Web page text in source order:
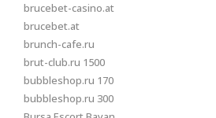
brucebet-casino.at
brucebet.at
brunch-cafe.ru
brut-club.ru 1500
bubbleshop.ru 170
bubbleshop.ru 300